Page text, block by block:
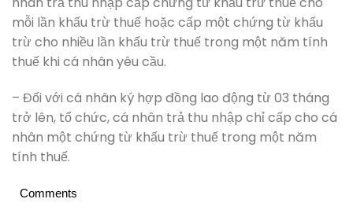
mỗi lần khấu trừ thuế hoặc cấp một chứng từ khấu
trừ cho nhiều lần khấu trừ thuế trong một năm tính
thuế khi cá nhân yêu cầu.
– Đối với cá nhân ký hợp đồng lao động từ 03 tháng
trở lên, tổ chức, cá nhân trả thu nhập chỉ cấp cho cá
nhân một chứng từ khấu trừ thuế trong một năm
tính thuế.
Comments